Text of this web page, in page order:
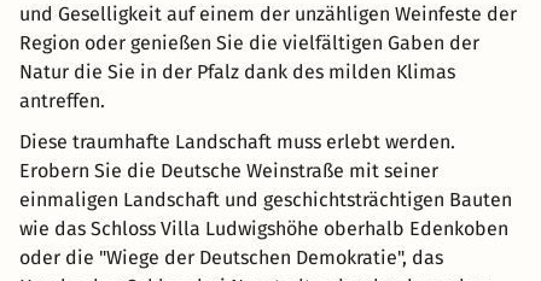
und Geselligkeit auf einem der unzähligen Weinfeste der
Region oder genießen Sie die vielfältigen Gaben der
Natur die Sie in der Pfalz dank des milden Klimas
antreffen.
Diese traumhafte Landschaft muss erlebt werden.
Erobern Sie die Deutsche Weinstraße mit seiner
einmaligen Landschaft und geschichtsträchtigen Bauten
wie das Schloss Villa Ludwigshöhe oberhalb Edenkoben
oder die "Wiege der Deutschen Demokratie", das